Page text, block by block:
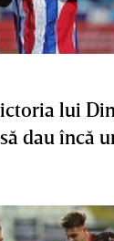
lui
dau încă